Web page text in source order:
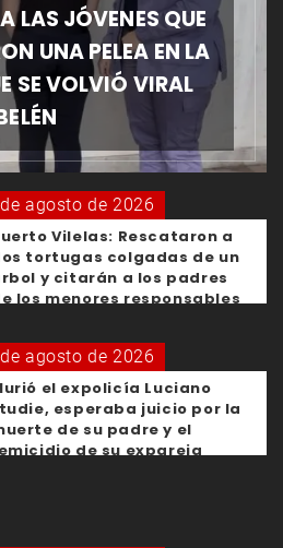
LAS JÓVENES QUE
UNA PELEA EN LA
SE VOLVIÓ VIRAL
agosto de 2026
Vilelas: Rescataron a
tortugas colgadas de un
y citarán a los padres
los menores responsables
agosto de 2026
el expolicía Luciano
esperaba juicio por la
de su padre y el
de su expareja